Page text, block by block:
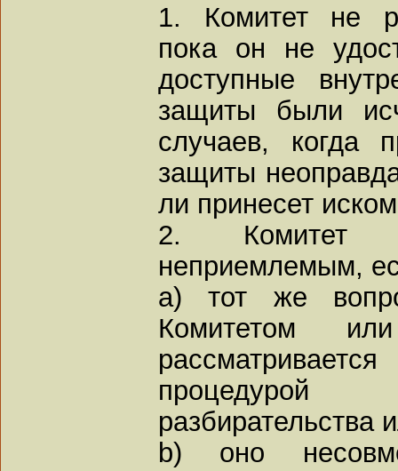
1. Комитет не
пока он не
доступные
защиты были
случаев, когда
защиты
ли принесет
2. Комитет
неприемлемым,
a) тот же
Комитетом
разбирательства
b) оно